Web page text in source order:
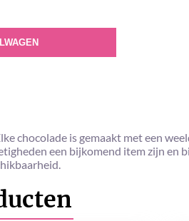
chocolade is gemaakt met een
een bijkomend item zijn en